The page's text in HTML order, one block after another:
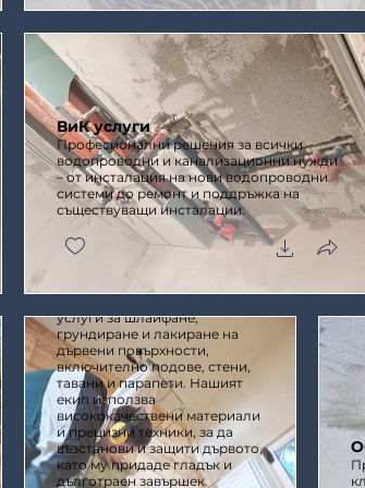
ВиК услуги
Професионални решения за всички
водопроводни и канализационни нужди
– от инсталация на нови водопроводни
системи до ремонт и поддръжка на
съществуващи инсталации.
услуги за шлайфане,
грундиране и лакиране на
дървени повърхности,
включително подове, стени,
тавани и парапети. Нашият
екип използва
висококачествени материали
и прецизни техники, за да
възстанови и защити дървото,
като му придаде гладък и
дълготраен завършек.